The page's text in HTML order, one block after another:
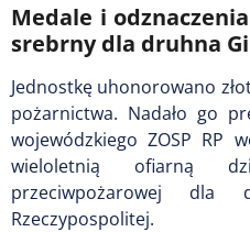
Medale i
srebrny dla druhna
Jednostkę uhonorowano
pożarnictwa. Nadało go
wojewódzkiego ZOSP RP
wieloletnią ofiarną
przeciwpożarowej dla
Rzeczypospolitej.